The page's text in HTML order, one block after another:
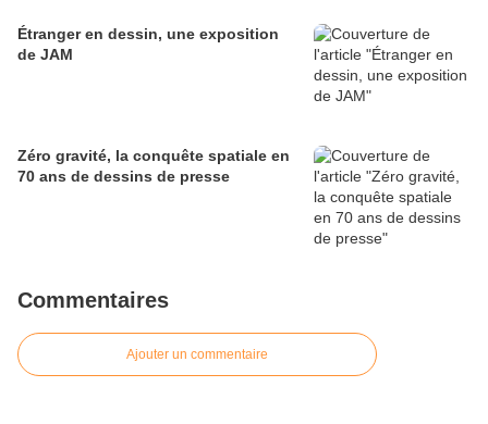
Étranger en dessin, une exposition
de JAM
Zéro gravité, la conquête spatiale en
70 ans de dessins de presse
Commentaires
Ajouter un commentaire